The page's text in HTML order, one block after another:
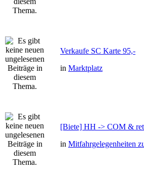
Verkaufe SC Karte 95,-
in Marktplatz
[Biete] HH -> COM &
in Mitfahrgelegenheiten